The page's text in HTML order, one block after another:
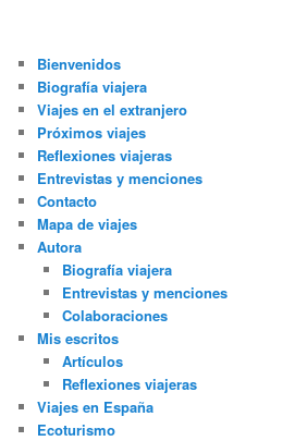
Bienvenidos
Biografía viajera
Viajes en el extranjero
Próximos viajes
Reflexiones viajeras
Entrevistas y menciones
Contacto
Mapa de viajes
Autora
Biografía viajera
Entrevistas y menciones
Colaboraciones
Mis escritos
Artículos
Reflexiones viajeras
Viajes en España
Ecoturismo